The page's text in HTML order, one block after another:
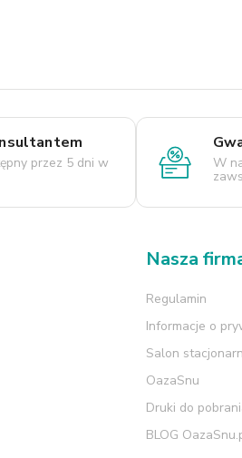
przez 5 dni w W
Nasza
Regulamin
Informacje o
Salon
OazaSnu
Druki do
BLOG